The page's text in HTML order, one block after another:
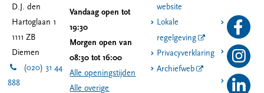
D.J. den
Hartoglaan 1
1111 ZB
Diemen
(020) 31 44
888
Vandaag open tot
19:30
Morgen open van
08:30 tot 16:00
Alle openingstijden
Alle overige
website
Lokale
regelgeving
Privacyverklaring
Archiefweb